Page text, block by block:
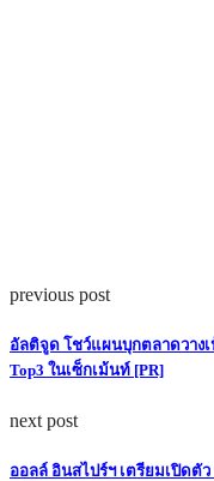
previous post
อัลติจูด โชว์แผนบุกตลาดวางเ
Top3 ในเซ็กเม้นท์ [PR]
next post
ออลล์ อินสไปร์ฯ เตรียมเปิดตัว